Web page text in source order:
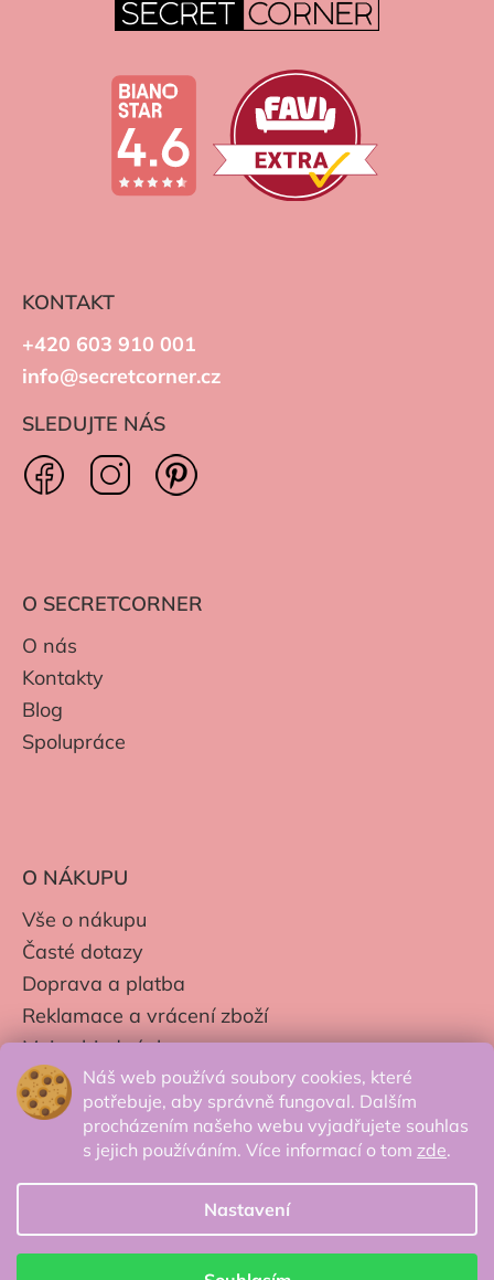
Náš web používá soubory cookies, které
potřebuje, aby správně fungoval. Dalším
procházením našeho webu vyjadřujete souhlas
s jejich používáním. Více informací o tom zde.
Nastavení
KONTAKT
+420 603 910 001
info@secretcorner.cz
SLEDUJTE NÁS
O SECRETCORNER
O nás
Kontakty
Blog
Spolupráce
O NÁKUPU
Vše o nákupu
Časté dotazy
Doprava a platba
Reklamace a vrácení zboží
Moje objednávky
Obchodní podmínky
Zpracování os. údajů
© 2026 Secretcorner.cz - Všechna práva
vyhrazena.